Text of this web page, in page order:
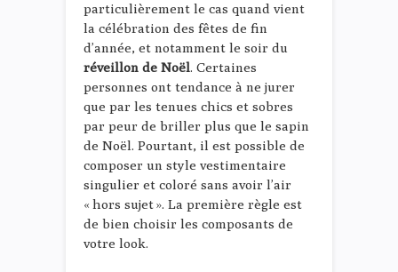
particulièrement le cas quand vient
la célébration des fêtes de fin
d’année, et notamment le soir du
réveillon de Noël. Certaines
personnes ont tendance à ne jurer
que par les tenues chics et sobres
par peur de briller plus que le sapin
de Noël. Pourtant, il est possible de
composer un style vestimentaire
singulier et coloré sans avoir l’air
« hors sujet ». La première règle est
de bien choisir les composants de
votre look.